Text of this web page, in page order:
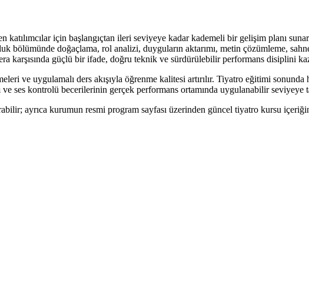
için başlangıçtan ileri seviyeye kadar kademeli bir gelişim planı
bölümünde doğaçlama, rol analizi, duyguların aktarımı, metin çözümleme,
karşısında güçlü bir ifade, doğru teknik ve sürdürülebilir performans disiplini
ve uygulamalı ders akışıyla öğrenme kalitesi artırılır. Tiyatro eğitimi
kontrolü becerilerinin gerçek performans ortamında uygulanabilir seviyeye
ayrıca kurumun resmi program sayfası üzerinden güncel tiyatro kursu